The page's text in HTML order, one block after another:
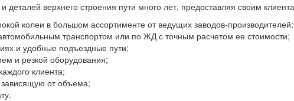
деталей верхнего строения пути много лет, предоставляя своим
колеи в большом ассортименте от ведущих заводов-производителей;
транспортом или по ЖД с точным расчетом ее стоимости;
и удобные подъездные пути;
и резкой оборудования;
клиента;
от объема;